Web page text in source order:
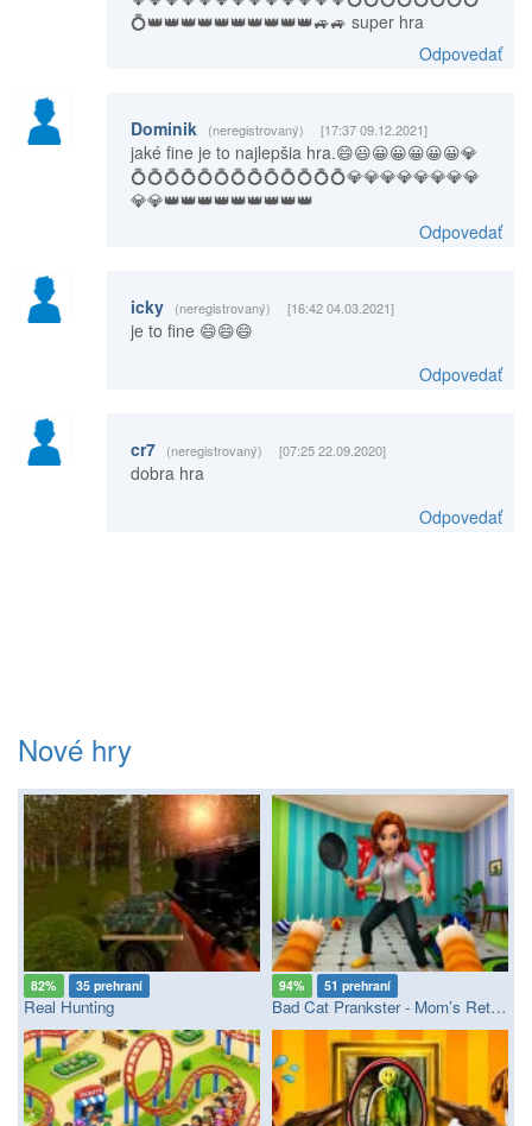
💍👑👑👑👑👑👑👑👑👑👑🚙🚙 super hra
Odpovedať
Dominik (neregistrovaný) [17:37 09.12.2021]
jaké fine je to najlepšia hra.😄😃😀😀😀😀😀💎
💍💍💍💍💍💍💍💍💍💍💍💍💍💎💎💎💎💎💎💎💎
💎💎👑👑👑👑👑👑👑👑👑
Odpovedať
icky (neregistrovaný) [16:42 04.03.2021]
je to fine 😄😄😄
Odpovedať
cr7 (neregistrovaný) [07:25 22.09.2020]
dobra hra
Odpovedať
Nové hry
82% 35 prehraní
Real Hunting
94% 51 prehraní
Bad Cat Prankster - Mom’s Return